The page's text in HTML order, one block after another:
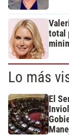
total
Lo más
El